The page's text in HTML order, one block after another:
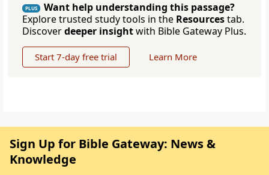
PLUS
Want help understanding this passage?
Explore trusted study tools in the Resourcestab.
Discoverdeeper insightwith Bible Gateway Plus.
Start 7-day free trial Learn More
Sign Up for Bible Gateway: News &
Knowledge